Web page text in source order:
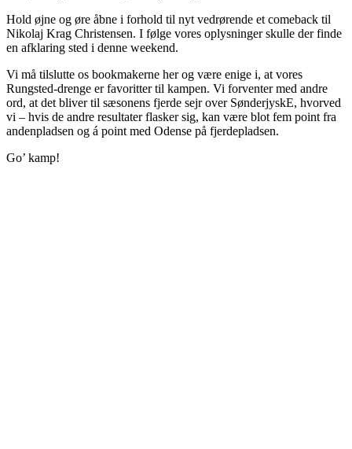
Hold øjne og øre åbne i forhold til nyt vedrørende et comeback til
Nikolaj Krag Christensen. I følge vores oplysninger skulle der finde
en afklaring sted i denne weekend.
Vi må tilslutte os bookmakerne her og være enige i, at vores
Rungsted-drenge er favoritter til kampen. Vi forventer med andre
ord, at det bliver til sæsonens fjerde sejr over SønderjyskE, hvorved
vi – hvis de andre resultater flasker sig, kan være blot fem point fra
andenpladsen og á point med Odense på fjerdepladsen.
Go’ kamp!